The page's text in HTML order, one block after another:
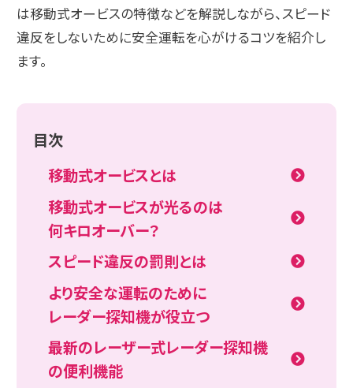
は移動式オービスの特徴などを解説しながら、スピード
違反をしないために安全運転を心がけるコツを紹介し
ます。
目次
移動式オービスとは
移動式オービスが光るのは
何キロオーバー？
スピード違反の罰則とは
より安全な運転のために
レーダー探知機が役立つ
最新のレーザー式レーダー探知機
の便利機能